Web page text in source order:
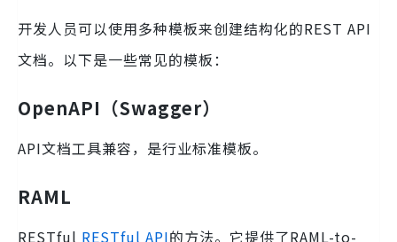
开发人员可以使用多种模板来创建结构化的REST API
文档。以下是一些常见的模板：
OpenAPI（Swagger）
API文档工具兼容，是行业标准模板。
RAML
RESTful RESTful API的方法。它提供了RAML-to-